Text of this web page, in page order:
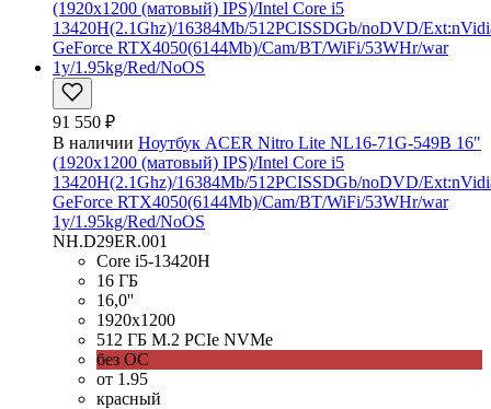
91 550 ₽
В наличии Ноутбук ACER Nitro Lite NL16-71G-549B 16"
(1920x1200 (матовый) IPS)/Intel Core i5
13420H(2.1Ghz)/16384Mb/512PCISSDGb/noDVD/
GeForce RTX4050(6144Mb)/Cam/BT/WiFi/53WHr/war
1y/1.95kg/Red/NoOS
NH.D29ER.001
Core i5-13420H
16 ГБ
16,0''
1920x1200
512 ГБ M.2 PCIe NVMe
без ОС
от 1.95
красный